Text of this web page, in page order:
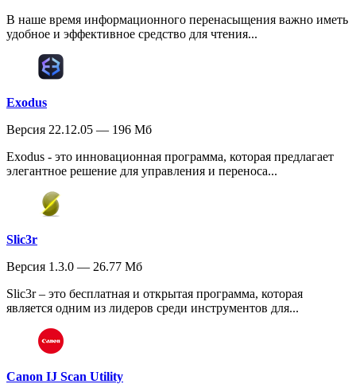
В наше время информационного перенасыщения важно иметь
удобное и эффективное средство для чтения...
Exodus
Версия 22.12.05 — 196 Мб
Exodus - это инновационная программа, которая предлагает
элегантное решение для управления и переноса...
Slic3r
Версия 1.3.0 — 26.77 Мб
Slic3r – это бесплатная и открытая программа, которая
является одним из лидеров среди инструментов для...
Canon IJ Scan Utility